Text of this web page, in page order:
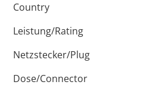
Country
Leistung/Rating
Netzstecker/Plug
Dose/Connector